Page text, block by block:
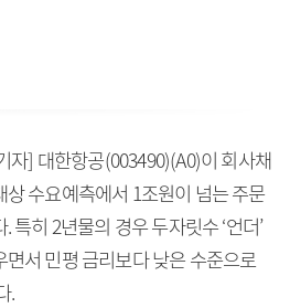
자] 대한항공(003490)(A0)이 회사채
수요예측에서 1조원이 넘는 주문
특히 2년물의 경우 두자릿수 ‘언더’
서 민평 금리보다 낮은 수준으로
.